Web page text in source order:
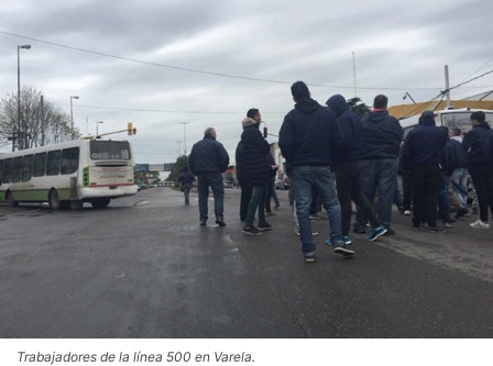
Trabajadores de la línea 500 en Varela.